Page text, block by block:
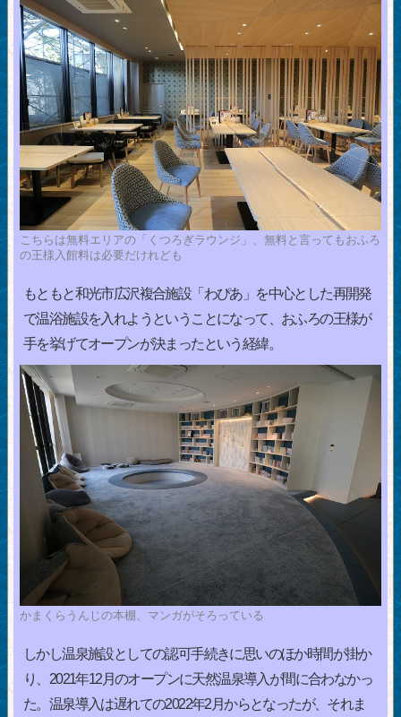
こちらは無料エリアの「くつろぎラウンジ」、無料と言ってもおふろ
の王様入館料は必要だけれども
もともと和光市広沢複合施設「わぴあ」を中心とした再開発
で温浴施設を入れようということになって、おふろの王様が
手を挙げてオープンが決まったという経緯。
かまくらうんじの本棚、マンガがそろっている
しかし温泉施設としての認可手続きに思いのほか時間が掛か
り、2021年12月のオープンに天然温泉導入が間に合わなかっ
た。温泉導入は遅れての2022年2月からとなったが、それま